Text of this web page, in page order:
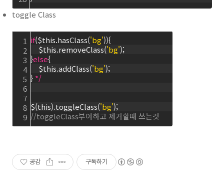
toggle Class
1
2
3
4
5
6
7
8
9
if($this.hasClass('bg')){
$this.removeClass('bg');
}else{
$this.addClass('bg');
} */
$(this).toggleClass('bg');
//toggleClass부여하고 제거할때 쓰는것
공감 구독하기